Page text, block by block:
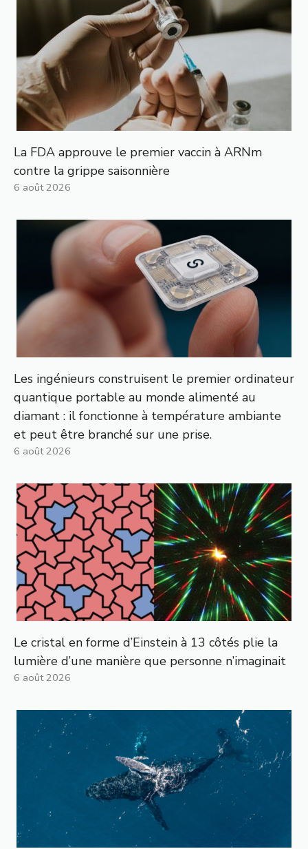
La FDA approuve le premier vaccin à ARNm
contre la grippe saisonnière
6 août 2026
Les ingénieurs construisent le premier ordinateur
quantique portable au monde alimenté au
diamant : il fonctionne à température ambiante
et peut être branché sur une prise.
6 août 2026
Le cristal en forme d’Einstein à 13 côtés plie la
lumière d’une manière que personne n’imaginait
6 août 2026